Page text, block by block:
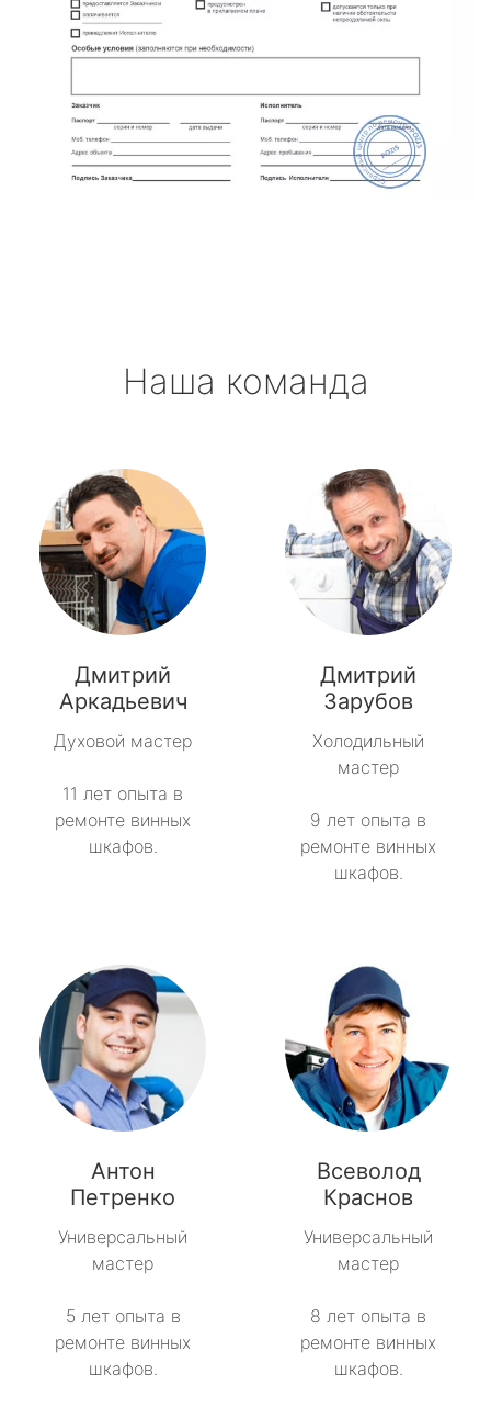
Наша команда
Дмитрий
Аркадьевич
Духовой мастер
11 лет опыта в
ремонте винных
шкафов.
Дмитрий
Зарубов
Холодильный
мастер
9 лет опыта в
ремонте винных
шкафов.
Антон
Петренко
Универсальный
мастер
5 лет опыта в
ремонте винных
шкафов.
Всеволод
Краснов
Универсальный
мастер
8 лет опыта в
ремонте винных
шкафов.